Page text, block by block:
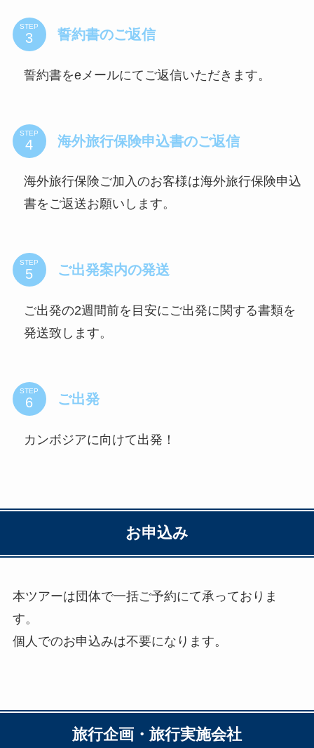
STEP 誓約書のご返信
誓約書をeメールにてご返信いただきます。
STEP 海外旅行保険申込書のご返信
海外旅行保険ご加入のお客様は海外旅行保険申込
書をご返送お願いします。
STEP ご出発案内の発送
ご出発の2週間前を目安にご出発に関する書類を
発送致します。
STEP ご出発
カンボジアに向けて出発！
お申込み
本ツアーは団体で一括ご予約にて承っておりま
す。
個人でのお申込みは不要になります。
旅行企画・ 旅行実施会社